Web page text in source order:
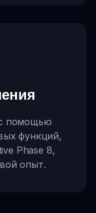
помощью
функций,
Phase 8,
опыт.